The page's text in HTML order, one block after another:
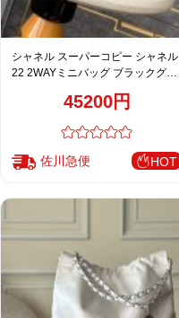
シャネル スーパーコピー シャネル
22 2WAYミニバッグ ブラックグレ
45200円
佐川急便 HOT